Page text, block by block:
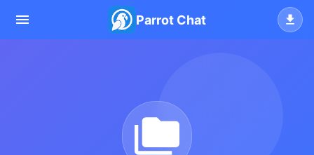
Parrot Chat